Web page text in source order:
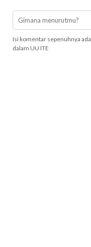
Isi komentar sepenuhnya
dalam UU ITE